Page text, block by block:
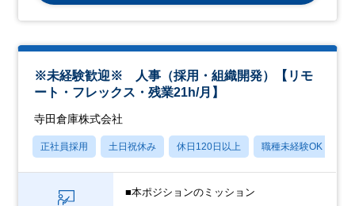
※未経験歓迎※ 人事（採用・組織開発）【リモ
ート・フレックス・残業21h/月】
寺田倉庫株式会社
正社員採用 土日祝休み 休日120日以上 職種未経験OK
■本ポジションのミッション